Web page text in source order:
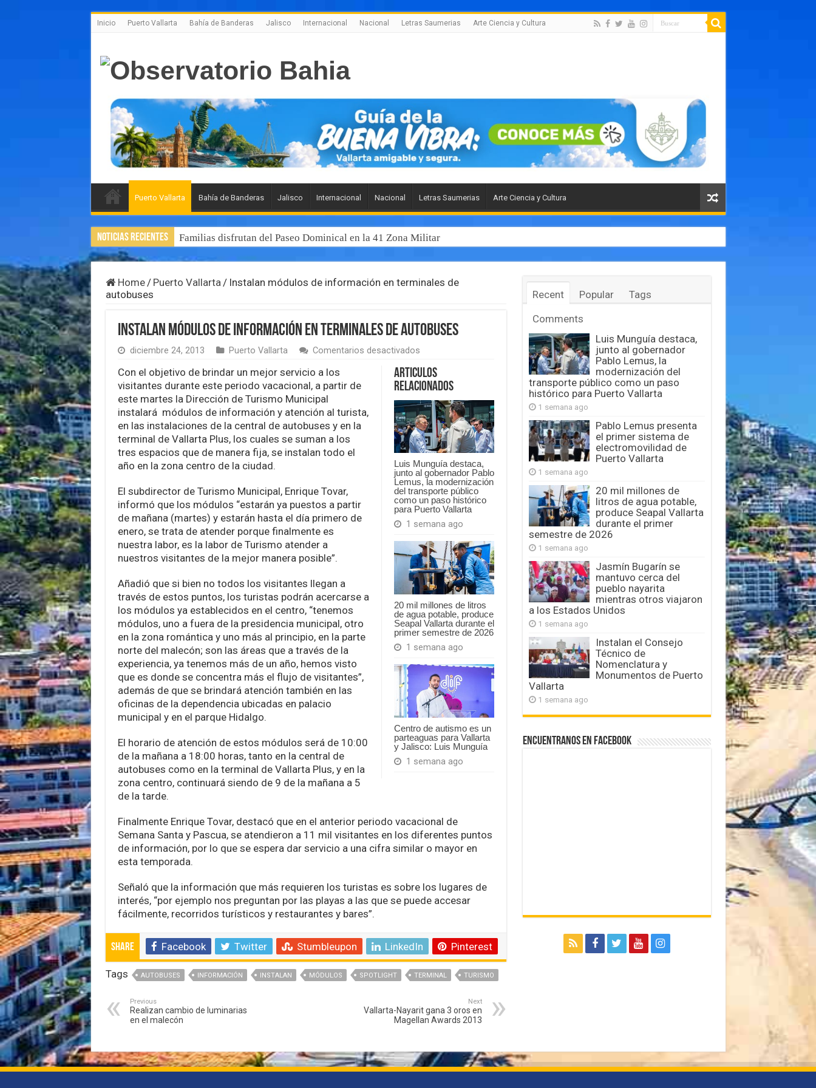
Inicio Puerto Vallarta Bahía de Banderas Jalisco Internacional Nacional Letras Saumerias Arte Ciencia y Cultura
Puerto Vallarta Bahía de Banderas Jalisco Internacional Nacional Letras Saumerias Arte Ciencia y Cultura
Noticias Recientes Familias disfrutan del Paseo Dominical en la 41 Zona Militar
Home / Puerto Vallarta / Instalan módulos de información en terminales de
autobuses
Instalan módulos de información en terminales de autobuses
diciembre 24, 2013 Puerto Vallarta Comentarios desactivadosen
módulos
de
información
en
terminales
de
autobuses
Articulos
Relacionados
Luis Munguía destaca,
junto al gobernador Pablo
Lemus, la modernización
del transporte público
como un paso histórico
para Puerto Vallarta
1 semana ago
20 mil millones de litros
de agua potable, produce
Seapal Vallarta durante el
primer semestre de 2026
1 semana ago
Centro de autismo es un
parteaguas para Vallarta
y Jalisco: Luis Munguía
1 semana ago
Con el objetivo de brindar un mejor servicio a los
visitantes durante este periodo vacacional, a partir de
este martes la Dirección de Turismo Municipal
instalará módulos de información y atención al turista,
en las instalaciones de la central de autobuses y en la
terminal de Vallarta Plus, los cuales se suman a los
tres espacios que de manera fija, se instalan todo el
año en la zona centro de la ciudad.
El subdirector de Turismo Municipal, Enrique Tovar,
informó que los módulos “estarán ya puestos a partir
de mañana (martes) y estarán hasta el día primero de
enero, se trata de atender porque finalmente es
nuestra labor, es la labor de Turismo atender a
nuestros visitantes de la mejor manera posible”.
Añadió que si bien no todos los visitantes llegan a
través de estos puntos, los turistas podrán acercarse a
los módulos ya establecidos en el centro, “tenemos
módulos, uno a fuera de la presidencia municipal, otro
en la zona romántica y uno más al principio, en la parte
norte del malecón; son las áreas que a través de la
experiencia, ya tenemos más de un año, hemos visto
que es donde se concentra más el flujo de visitantes”,
además de que se brindará atención también en las
oficinas de la dependencia ubicadas en palacio
municipal y en el parque Hidalgo.
El horario de atención de estos módulos será de 10:00
de la mañana a 18:00 horas, tanto en la central de
autobuses como en la terminal de Vallarta Plus, y en la
zona centro, continuará siendo de 9 de la mañana a 5
de la tarde.
Finalmente Enrique Tovar, destacó que en el anterior periodo vacacional de
Semana Santa y Pascua, se atendieron a 11 mil visitantes en los diferentes puntos
de información, por lo que se espera dar servicio a una cifra similar o mayor en
esta temporada.
Señaló que la información que más requieren los turistas es sobre los lugares de
interés, “por ejemplo nos preguntan por las playas a las que se puede accesar
fácilmente, recorridos turísticos y restaurantes y bares”.
Share Facebook Twitter Stumbleupon LinkedIn Pinterest
Tags AUTOBUSES INFORMACIÓN INSTALAN MÓDULOS SPOTLIGHT TERMINAL TURISMO
Previous
Realizan cambio de luminarias
en el malecón
Next
Vallarta-Nayarit gana 3 oros en
Magellan Awards 2013
Recent Popular
Tags
Comments
Luis Munguía destaca,
junto al gobernador
Pablo Lemus, la
modernización del
transporte público como un paso
histórico para Puerto Vallarta
1 semana ago
Pablo Lemus presenta
el primer sistema de
electromovilidad de
Puerto Vallarta
1 semana ago
20 mil millones de
litros de agua potable,
produce Seapal Vallarta
durante el primer
semestre de 2026
1 semana ago
Jasmín Bugarín se
mantuvo cerca del
pueblo nayarita
mientras otros viajaron
a los Estados Unidos
1 semana ago
Instalan el Consejo
Técnico de
Nomenclatura y
Monumentos de Puerto
Vallarta
1 semana ago
Encuentranos en Facebook